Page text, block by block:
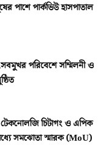
পাশে পার্কভিউ হাসপাতাল
পরিবেশে সম্মিলনী ও
টেকনোলজি চিটাগং ও এপিক
সমঝোতা স্মারক (MoU)